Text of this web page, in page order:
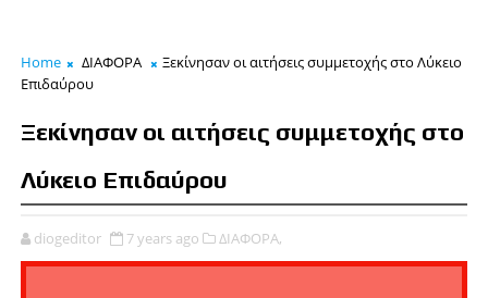
Home ΔΙΑΦΟΡΑ
Ξεκίνησαν οι αιτήσεις συμμετοχής στο Λύκειο
Επιδαύρου
Ξεκίνησαν οι αιτήσεις συμμετοχής στο
Λύκειο Επιδαύρου
diogeditor 7 years ago ΔΙΑΦΟΡΑ,